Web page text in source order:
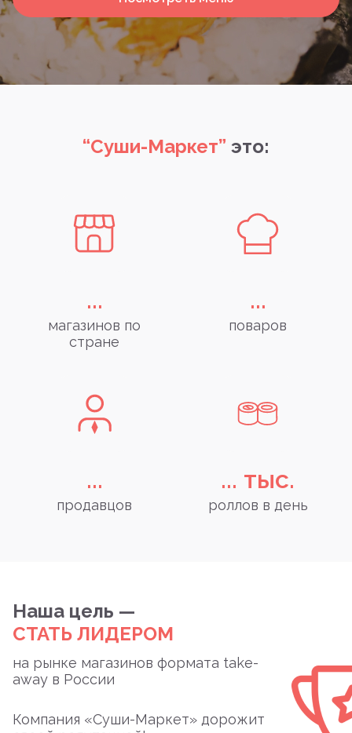
“Суши-Маркет” это:
...
магазинов по
стране
...
поваров
...
продавцов
... тыс.
роллов в день
Наша цель —
СТАТЬ ЛИДЕРОМ
на рынке магазинов формата take-
away в России
Компания «Суши-Маркет» дорожит